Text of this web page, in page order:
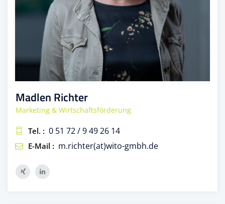
Madlen Richter
Marketing & Wirtschaftsförderung
Tel. : 0 51 72 / 9 49 26 14
E-Mail : m.richter(at)wito-gmbh.de